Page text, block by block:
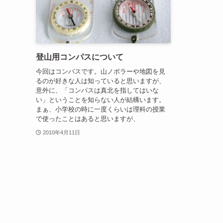
登山用コンパスについて
今回はコンパスです。山ノボラーや地図を見
るのが好きな人は知っていると思いますが、
意外に、「コンパスは真北を指してはいな
い」ということを知らない人が結構います。
まぁ、小学校の時に一度くらいは理科の授業
で使ったことはあると思いますが、
2010年4月11日